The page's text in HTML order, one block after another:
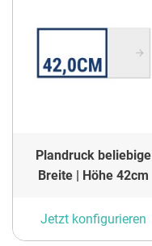
Plandruck beliebige
Breite | Höhe 42cm
Jetzt konfigurieren